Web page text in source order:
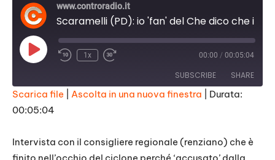
www.controradio.it
Play
Episode
1x 00:00 / 00:05:04
SUBSCRIBE SHARE
SHARE
LINK
Scarica file Ascolta in una nuova finestra
Durata:
00:05:04
Intervista con il consigliere regionale (renziano) che è